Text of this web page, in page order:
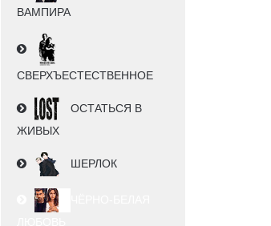
ВАМПИРА
СВЕРХЪЕСТЕСТВЕННОЕ
ОСТАТЬСЯ В
ЖИВЫХ
ШЕРЛОК